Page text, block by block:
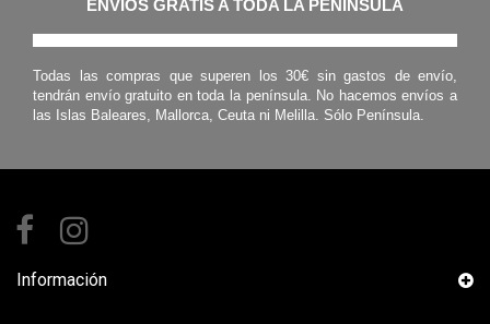
ENVÍOS GRATIS A TODA LA PENINSULA
Todas las compras que superen los 30€ sin gastos de envío,
tendrán envío gratuito en toda la península. No hacemos envíos a
las Islas Baleares, Mallorca, Ceuta ni Melilla. Sólo Península.
Información